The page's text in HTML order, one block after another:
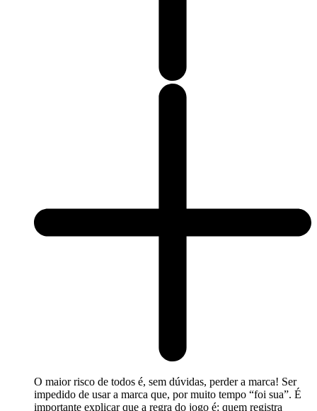
O maior risco de todos é, sem dúvidas, perder a marca! Ser
impedido de usar a marca que, por muito tempo “foi sua”. É
importante explicar que a regra do jogo é: quem registra